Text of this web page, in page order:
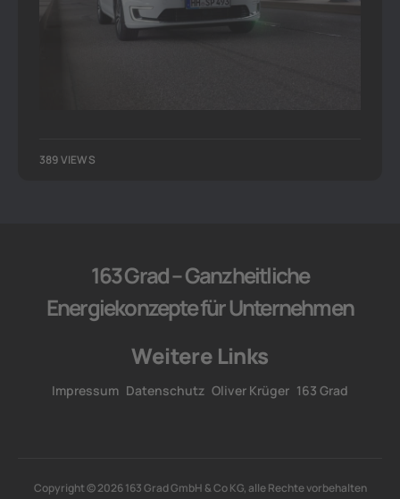
389 VIEWS
163 Grad – Ganzheitliche
Energiekonzepte für Unternehmen
Weitere Links
Impressum Datenschutz Oliver Krüger 163 Grad
Copyright © 2026 163 Grad GmbH & Co KG, alle Rechte vorbehalten